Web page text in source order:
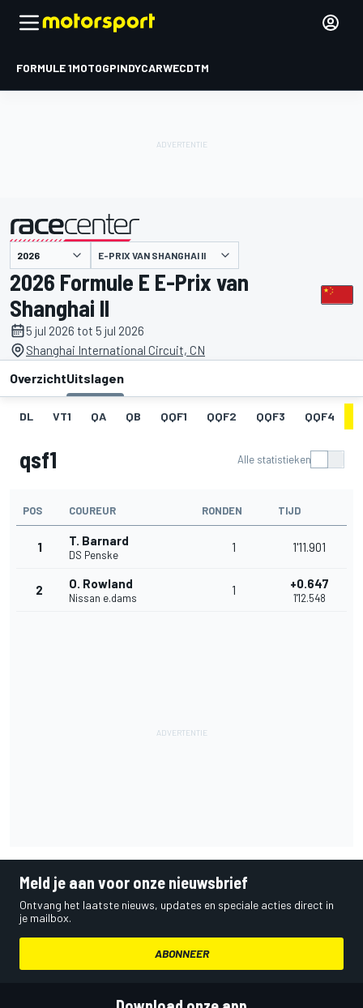
FORMULE 1MOTOGPINDYCARWECDTM
gepresenteerd door E-PRIX VAN SHANGHAI II
2026 Formule E E-Prix van
Shanghai II
5 jul 2026 tot 5 jul 2026
Shanghai International Circuit, CN
OverzichtUitslagen
DL VT1 QA QB QQF1 QQF2 QQF3 QQF4
qsf1 Alle statistieken
POS COUREUR RONDEN TIJD
1 T. Barnard
DS Penske
1 1'11.901
2 O. Rowland
Nissan e.dams
1 +0.647
1'12.548
Meld je aan voor onze nieuwsbrief
Ontvang het laatste nieuws, updates en speciale acties direct in
je mailbox.
ABONNEER